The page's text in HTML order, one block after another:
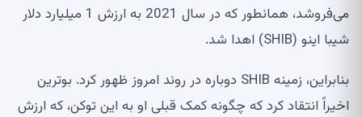
می‌فروشد، همانطور که در سال 2021 به ارزش 1 میلیارد دلار
شیبا اینو (SHIB) اهدا شد.
بنابراین، زمینه SHIB دوباره در روند امروز ظهور کرد. بوترین
اخیراً انتقاد کرد که چگونه کمک قبلی او به این توکن، که ارزش